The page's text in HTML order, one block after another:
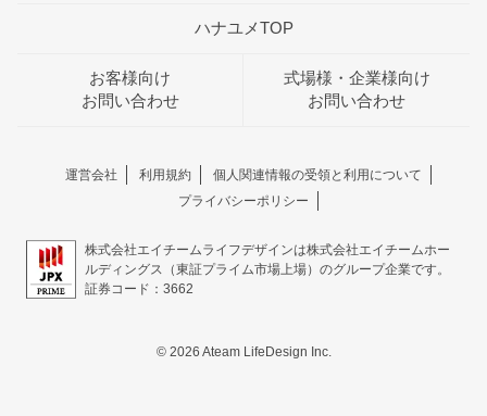
ハナユメTOP
お客様向け
お問い合わせ
式場様・企業様向け
お問い合わせ
運営会社 利用規約
個人関連情報の受領と利用について
プライバシーポリシー
株式会社エイチームライフデザインは株式会社エイチームホー
ルディングス（東証プライム市場上場）のグループ企業です。
証券コード：3662
© 2026 Ateam LifeDesign Inc.